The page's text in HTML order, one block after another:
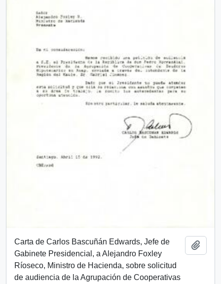
Carta de Carlos Bascuñán Edwards, Jefe de
Gabinete Presidencial, a Alejandro Foxley
Ríoseco, Ministro de Hacienda, sobre solicitud
de audiencia de la Agrupación de Cooperativas